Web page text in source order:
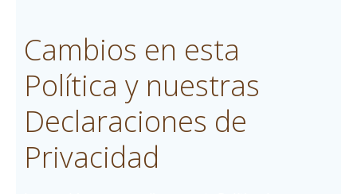
Cambios en esta
Política y nuestras
Declaraciones de
Privacidad